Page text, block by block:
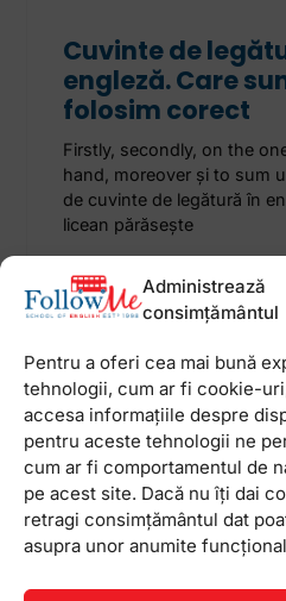
Administrează
consimțământul
Pentru a oferi cea mai bună
tehnologii, cum ar fi cookie-
accesa informațiile despre
pentru aceste tehnologii ne
cum ar fi comportamentul de
pe acest site. Dacă nu îți dai
retragi consimțământul dat
asupra unor anumite
Cuvinte de
engleză. Care
folosim corect
Firstly, secondly, on the
hand, moreover și to sum
de cuvinte de legătură în
licean părăsește
20 mai 2024 Niciun